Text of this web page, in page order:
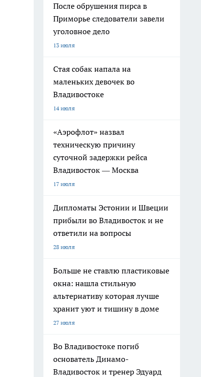
После обрушения пирса в
Приморье следователи завели
уголовное дело
13 июля
Стая собак напала на
маленьких девочек во
Владивостоке
14 июля
«Аэрофлот» назвал
техническую причину
суточной задержки рейса
Владивосток — Москва
17 июля
Дипломаты Эстонии и Швеции
прибыли во Владивосток и не
ответили на вопросы
28 июля
Больше не ставлю пластиковые
окна: нашла стильную
альтернативу которая лучше
хранит уют и тишину в доме
27 июля
Во Владивостоке погиб
основатель Динамо-
Владивосток и тренер Эдуард